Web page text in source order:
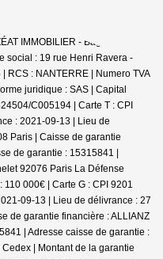
IMMOBILIER - Bagneux |
social : 19 rue Henri Ravera -
RCS : NANTERRE | Numero TVA
juridique : SAS | Capital
C005194 | Carte T : CPI
: 2021-09-13 | Lieu de
Paris | Caisse de garantie
de garantie : 15315841 |
92076 Paris La Défense
000€ | Carte G : CPI 9201
09-13 | Lieu de délivrance : 27
de garantie financière : ALLIANZ
| Adresse caisse de garantie :
| Montant de la garantie